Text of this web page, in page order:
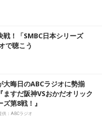
戦！「SMBC日本シリーズ
で聴こう
大晦日のABCラジオに勢揃
ますだ阪神VSおかだオリック
第8戦！』
供：ABCラジオ